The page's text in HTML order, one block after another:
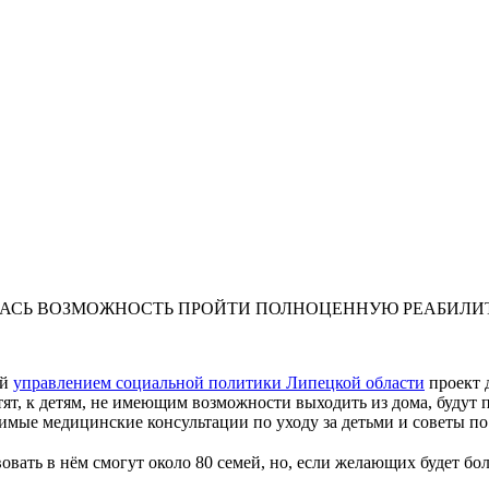
ВОЗМОЖНОСТЬ ПРОЙТИ ПОЛНОЦЕННУЮ
управлением социальной политики Липецкой области проект
к детям, не имеющим возможности выходить из дома,
медицинские консультации по уходу за детьми и советы
в нём смогут около 80 семей, но, если желающих будет